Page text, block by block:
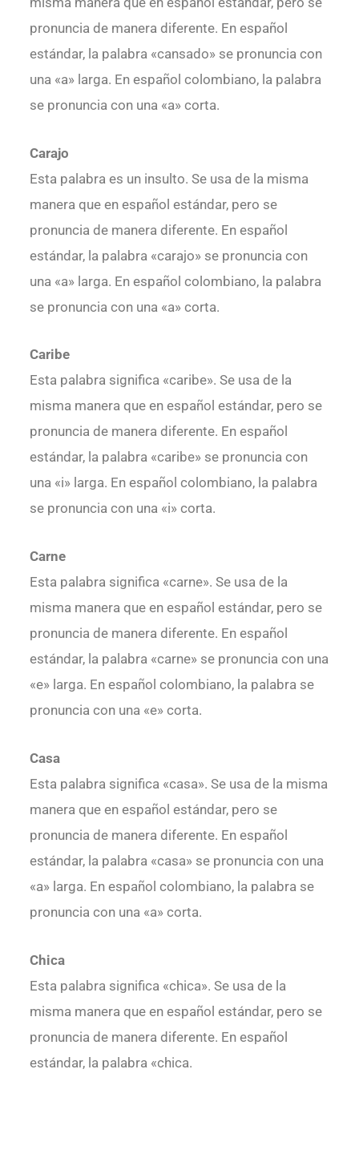
pronuncia de manera diferente. En español
estándar, la palabra «cansado» se pronuncia con
una «a» larga. En español colombiano, la palabra
se pronuncia con una «a» corta.
Carajo
Esta palabra es un insulto. Se usa de la misma
manera que en español estándar, pero se
pronuncia de manera diferente. En español
estándar, la palabra «carajo» se pronuncia con
una «a» larga. En español colombiano, la palabra
se pronuncia con una «a» corta.
Caribe
Esta palabra significa «caribe». Se usa de la
misma manera que en español estándar, pero se
pronuncia de manera diferente. En español
estándar, la palabra «caribe» se pronuncia con
una «i» larga. En español colombiano, la palabra
se pronuncia con una «i» corta.
Carne
Esta palabra significa «carne». Se usa de la
misma manera que en español estándar, pero se
pronuncia de manera diferente. En español
estándar, la palabra «carne» se pronuncia con una
«e» larga. En español colombiano, la palabra se
pronuncia con una «e» corta.
Casa
Esta palabra significa «casa». Se usa de la misma
manera que en español estándar, pero se
pronuncia de manera diferente. En español
estándar, la palabra «casa» se pronuncia con una
«a» larga. En español colombiano, la palabra se
pronuncia con una «a» corta.
Chica
Esta palabra significa «chica». Se usa de la
misma manera que en español estándar, pero se
pronuncia de manera diferente. En español
estándar, la palabra «chica.